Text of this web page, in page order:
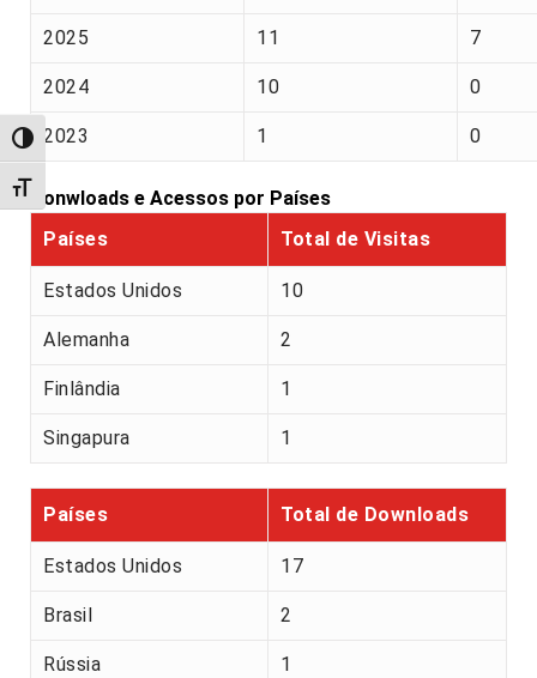
Alternar alto contraste
Alternar tamanho da fonte
2025 11 7
2024 10 0
2023 1 0
Donwloads e Acessos por Países
Países
Total de Visitas
Estados Unidos 10
Alemanha 2
Finlândia 1
Singapura 1
Países Total de Downloads
Estados Unidos 17
Brasil 2
Rússia 1